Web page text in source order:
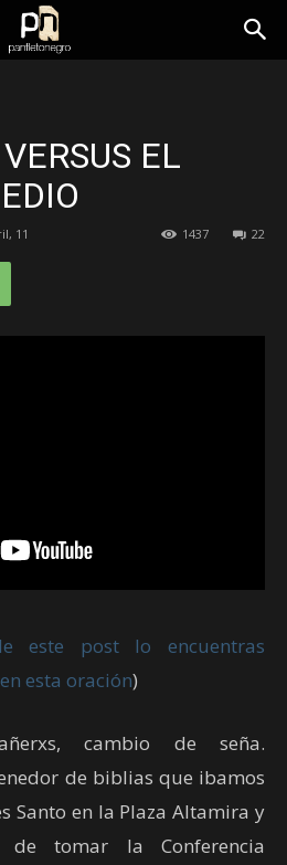
EL
11 22
1437
este post lo encuentras
esta oración)
cambio de seña.
de biblias que ibamos
Santo en la Plaza Altamira y
tomar la Conferencia